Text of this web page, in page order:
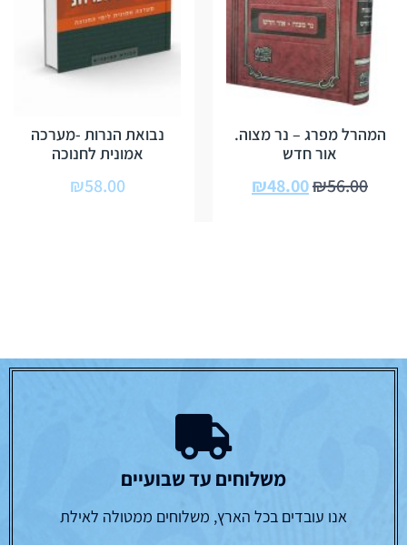
המהרל מפרג – נר מצוה.
אור חדש
₪56.00
₪48.00
נבואת הנרות -מערכה
אמונית לחנוכה
₪58.00
משלוחים עד שבועיים
אנו עובדים בכל הארץ, משלוחים ממטולה לאילת